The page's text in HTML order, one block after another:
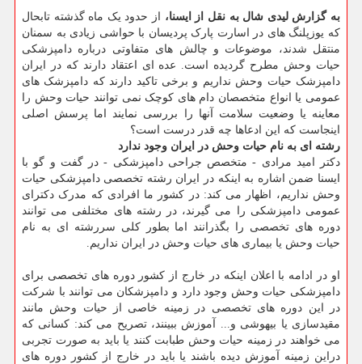
به گزارش لیدی شال به نقل از ایسنا،
از حدود یک ماه گذشته تابحال
که یوزپلنگ های در اسارت پارک پردیسان با حواشی زیادی به سمنان
منتقل شدند، موضوعات و چالش های متفاوتی درباره دامپزشکی
حیات وحش مطرح گردیده است. عده ای اعتقاد دارند که در ایران
دامپزشک حیات وحش نداریم و برخی تاکید دارند که دامپزشک های
عمومی یا انواع متخصصان دام های کوچک نمی توانند حیات وحش را
معاینه یا وضعیت سلامت آنها را بررسی نمایند اما پرسش اصلی
اینجاست که این ادعاها چه قدر درست است؟
رشته ای به نام حیات وحش در ایران وجود ندارد
دکتر امید مرادی - متخصص جراحی دامپزشکی - در گفت و گو با
ایسنا ضمن اشاره به اینکه در ایران رشته تخصصی دامپزشکی حیات
وحش نداریم، اظهار می کند: در کشور ما افرادی که مدرک دکترای
عمومی دامپزشکی را می گیرند، در رشته های مختلفی می توانند
دوره های تخصصی را بگذرانند اما بطور کلی سررشته ای به نام
حیات وحش یا بیماری های حیات وحش در ایران نداریم.
او در ادامه با اعلان اینکه در خارج از کشور دوره های تخصصی برای
دامپزشکی حیات وحش وجود دارد و دامپزشکان می توانند با شرکت
در این دوره های تخصصی در زمینه خاصی از حیات وحش مانند
مقیدسازی یا بیهوشی و... آموزش ببینند، تصریح می کند: کسانی که
می خواهند در زمینه حیات وحش طبابت کنند یا باید به صورت تجربی
دراین زمینه آموزش دیده باشند یا باید در خارج از کشور دوره های